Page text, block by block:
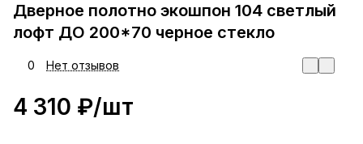
Дверное полотно экошпон 104 светлый
лофт ДО 200*70 черное стекло
0 Нет отзывов
4 310 ₽/шт